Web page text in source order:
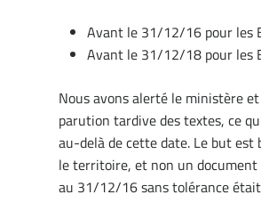
Avant le 31/12/16 pour les
Avant le 31/12/18 pour les
Nous avons alerté le ministère
parution tardive des textes, ce
au-delà de cette date. Le but est
le territoire, et non un
au 31/12/16 sans tolérance